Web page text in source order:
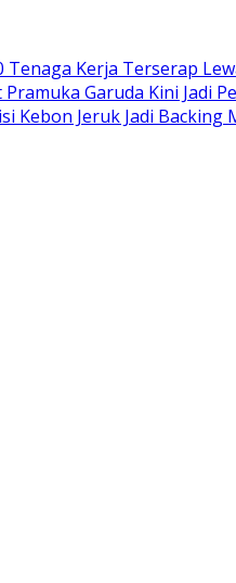
Kerja Terserap
Garuda Kini Jadi
Kebon Jeruk Jadi